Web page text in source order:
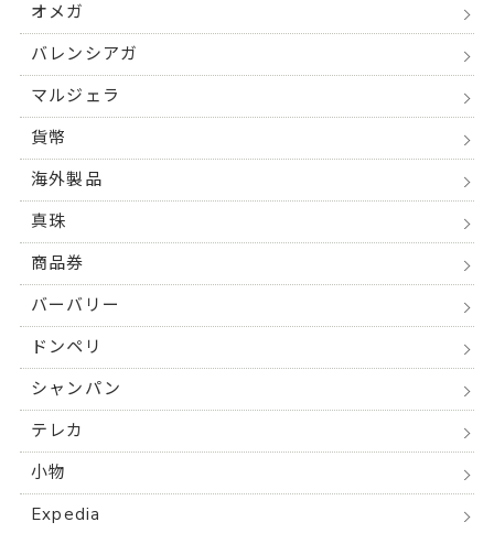
オメガ
バレンシアガ
マルジェラ
貨幣
海外製品
真珠
商品券
バーバリー
ドンペリ
シャンパン
テレカ
小物
Expedia